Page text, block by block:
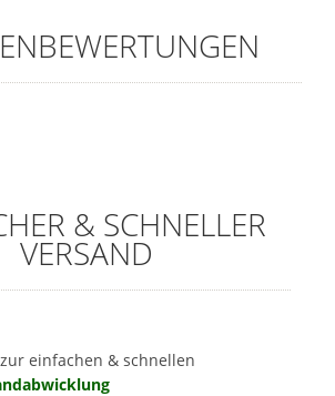
& SCHNELLER
VERSAND
einfachen & schnellen